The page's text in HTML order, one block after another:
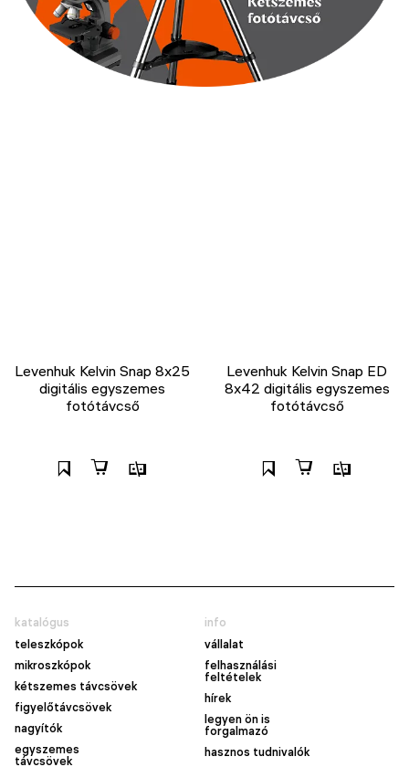
Levenhuk Kelvin Snap 8x25
digitális egyszemes
fotótávcső
Levenhuk Kelvin Snap ED
8x42 digitális egyszemes
fotótávcső
katalógus
teleszkópok
mikroszkópok
kétszemes távcsövek
figyelőtávcsövek
nagyítók
egyszemes
távcsövek
info
vállalat
felhasználási
feltételek
hírek
legyen ön is
forgalmazó
hasznos tudnivalók